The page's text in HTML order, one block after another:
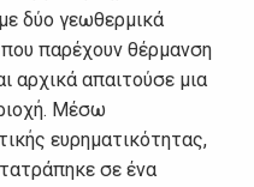
δύο γεωθερμικά
παρέχουν θέρμανση
αρχικά απαιτούσε μια
Μέσω
ευρηματικότητας,
σε ένα